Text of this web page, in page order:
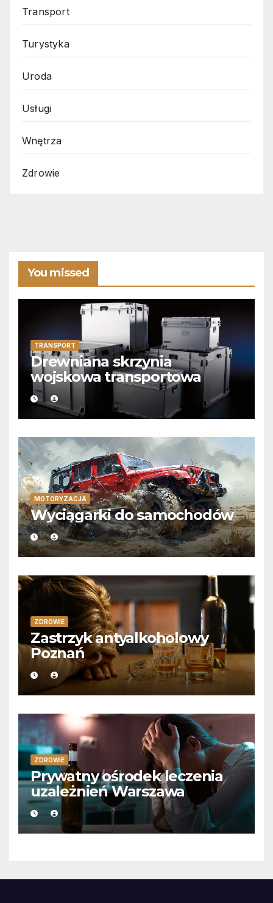
Transport
Turystyka
Uroda
Usługi
Wnętrza
Zdrowie
You missed
TRANSPORT
Drewniana skrzynia
wojskowa transportowa
MOTORYZACJA
Wyciągarki do samochodów
ZDROWIE
Zastrzyk antyalkoholowy
Poznań
ZDROWIE
Prywatny ośrodek leczenia
uzależnień Warszawa